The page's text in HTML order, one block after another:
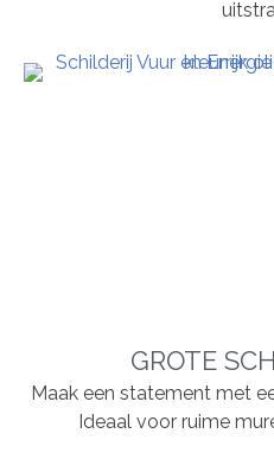
GROTE
Maak een statement met
Ideaal voor ruime